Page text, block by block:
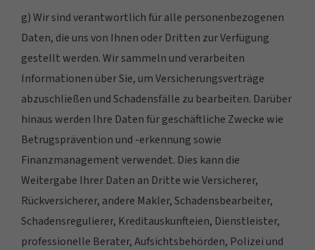
g) Wir sind verantwortlich für alle personenbezogenen
Daten, die uns von Ihnen oder Dritten zur Verfügung
gestellt werden. Wir sammeln und verarbeiten
Informationen über Sie, um Versicherungsverträge
abzuschließen und Schadensfälle zu bearbeiten. Darüber
hinaus werden Ihre Daten für geschäftliche Zwecke wie
Betrugsprävention und -erkennung sowie
Finanzmanagement verwendet. Dies kann die
Weitergabe Ihrer Daten an Dritte wie Versicherer,
Rückversicherer, andere Makler, Schadensbearbeiter,
Schadensregulierer, Kreditauskunfteien, Dienstleister,
professionelle Berater, Aufsichtsbehörden, Polizei und